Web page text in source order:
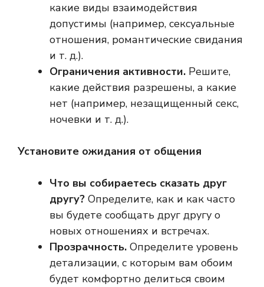
какие виды взаимодействия
допустимы (например, сексуальные
отношения, романтические свидания
и т. д.).
Ограничения активности. Решите,
какие действия разрешены, а какие
нет (например, незащищенный секс,
ночевки и т. д.).
Установите ожидания от общения
Что вы собираетесь сказать друг
другу? Определите, как и как часто
вы будете сообщать друг другу о
новых отношениях и встречах.
Прозрачность. Определите уровень
детализации, с которым вам обоим
будет комфортно делиться своим